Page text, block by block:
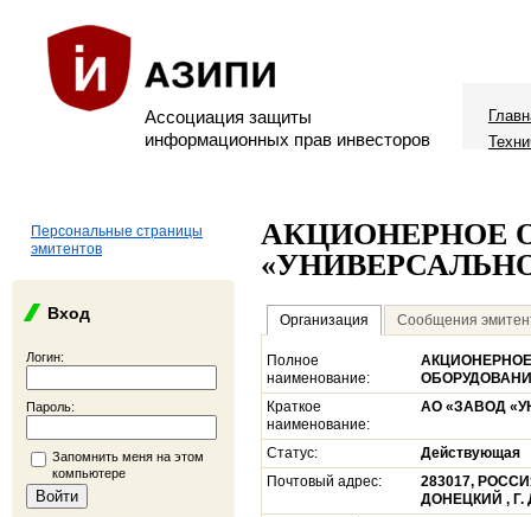
Ассоциация защиты
информационных прав инвесторов
Персональные страницы
эмитентов
Вход
Логин:
Пароль:
Запомнить меня на этом
компьютере
АКЦИОНЕРНОЕ
Организация Сообщения
Полное
наименование:
Краткое
наименование:
АО «ЗАВОД
Статус:
Действующая
Почтовый адрес:
283017,
ДОНЕЦКИЙ , Г.